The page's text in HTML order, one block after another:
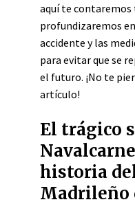
aquí te contaremos
profundizaremos
accidente y las
para evitar que se
el futuro. ¡No te
artículo!
El trágico
historia
Madrileño